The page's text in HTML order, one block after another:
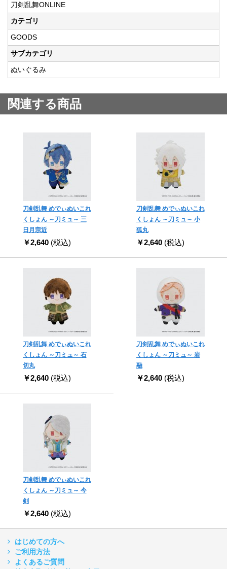
刀剣乱舞ONLINE
カテゴリ
GOODS
サブカテゴリ
ぬいぐるみ
関連する商品
刀剣乱舞 めでぃぬいこれ
くしょん ～刀ミュ～ 三
日月宗近
￥2,640 (税込)
刀剣乱舞 めでぃぬいこれ
くしょん ～刀ミュ～ 小
狐丸
￥2,640 (税込)
刀剣乱舞 めでぃぬいこれ
くしょん ～刀ミュ～ 石
切丸
￥2,640 (税込)
刀剣乱舞 めでぃぬいこれ
くしょん ～刀ミュ～ 岩
融
￥2,640 (税込)
刀剣乱舞 めでぃぬいこれ
くしょん ～刀ミュ～ 今
剣
￥2,640 (税込)
はじめての方へ
ご利用方法
よくあるご質問